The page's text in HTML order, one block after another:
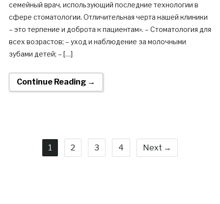
семейный врач, использующий последние технологии в
сфере стоматологии. Отличительная черта нашей клиники
– это терпение и доброта к пациентам». – Стоматология для
всех возрастов; – уход и наблюдение за молочными
зубами детей; – […]
Continue Reading →
1 2 3 4 Next →